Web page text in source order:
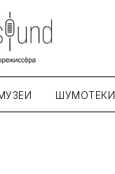
ШУМОТЕКИ